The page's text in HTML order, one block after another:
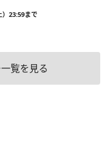
）23:59まで
覧を見る